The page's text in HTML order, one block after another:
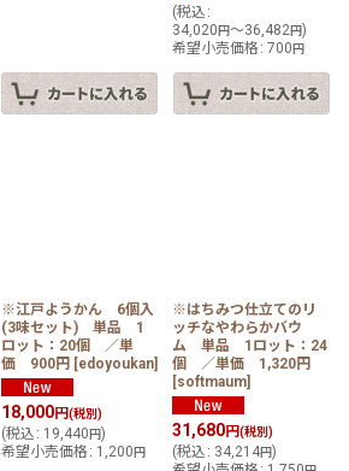
(税込 :
34,020円～36,482円)
希望小売価格 : 700円
※江戸ようかん 6個入
(3味セット) 単品 1
ロット：20個 ／単
価 900円 [edoyoukan]
18,000円(税別)
(税込 : 19,440 円)
希望小売価格 : 1,200 円
※はちみつ仕立てのリ
ッチなやわらかバウ
ム 単品 1ロット：24
個 ／単価 1,320円
[softmaum]
31,680円(税別)
(税込 : 34,214円)